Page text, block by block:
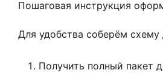
Пошаговая инструкция
Для удобства соберём схему
Получить полный пакет